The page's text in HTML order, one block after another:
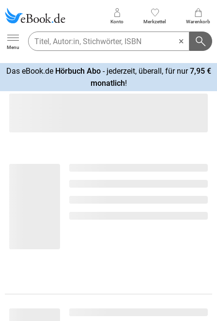
Ebook.de
Menu
Konto Merkzettel Warenkorb
Das eBook.de Hörbuch Abo- jederzeit, überall, für nur7,95 €
monatlich!